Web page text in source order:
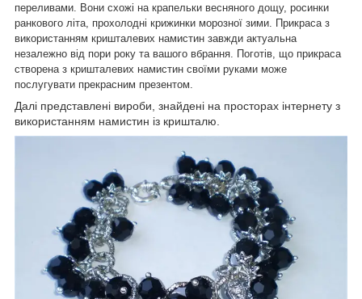
переливами. Вони схожі на крапельки весняного дощу, росинки
ранкового літа, прохолодні крижинки морозної зими. Прикраса з
використанням кришталевих намистин завжди актуальна
незалежно від пори року та вашого вбрання. Поготів, що прикраса
створена з кришталевих намистин своїми руками може
послугувати прекрасним презентом.
Далі представлені вироби, знайдені на просторах інтернету з
використанням намистин із кришталю.